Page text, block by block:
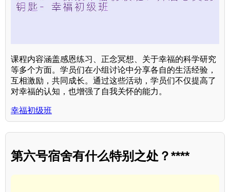
课程内容涵盖感恩练习、正念冥想、关于幸福的科学研究
等多个方面。学员们在小组讨论中分享各自的生活经验，
互相激励，共同成长。通过这些活动，学员们不仅提高了
对幸福的认知，也增强了自我关怀的能力。
幸福初级班
第六号宿舍有什么特别之处？****